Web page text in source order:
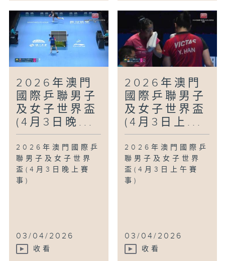
2026年澳門
國際乒聯男子
及女子世界盃
(4月3日晚...
2026年澳門國際乒
聯男子及女子世界
盃(4月3日晚上賽
事)
03/04/2026
收看
2026年澳門
國際乒聯男子
及女子世界盃
(4月3日上...
2026年澳門國際乒
聯男子及女子世界
盃(4月3日上午賽
事)
03/04/2026
收看